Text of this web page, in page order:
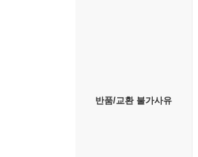
반품/교환 불가사유